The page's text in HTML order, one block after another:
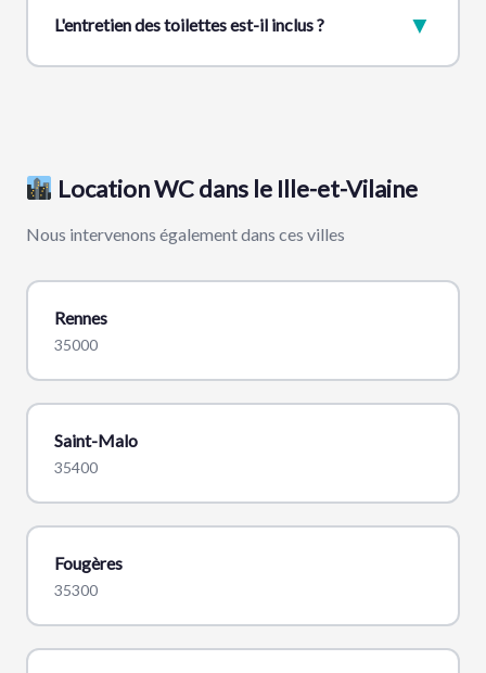
L'entretien des toilettes est-il inclus ? ▼
Location WC dans le Ille-et-Vilaine
Nous intervenons également dans ces villes
Rennes
35000
Saint-Malo
35400
Fougères
35300